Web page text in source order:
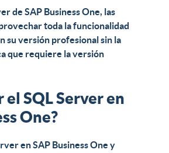
de SAP Business One, las
toda la funcionalidad
su versión profesional sin la
que requiere la versión
el SQL Server en
One?
en SAP Business One y